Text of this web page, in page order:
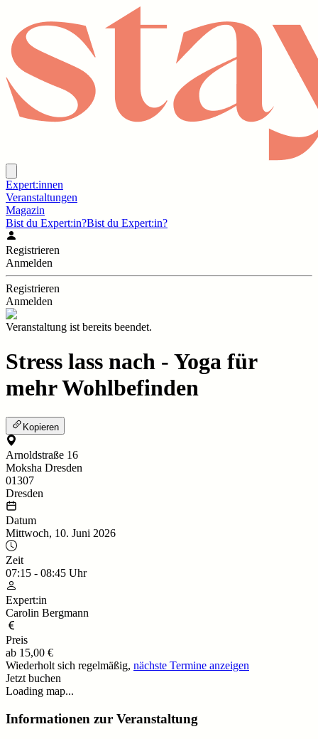
Expert:innen
Veranstaltungen
Magazin
Bist du Expert:in?Bist du Expert:in?
Registrieren
Anmelden
Registrieren
Anmelden
Veranstaltung ist bereits beendet.
Stress lass nach - Yoga für
mehr Wohlbefinden
Kopieren
Arnoldstraße 16
Moksha Dresden
01307
Dresden
Datum
Mittwoch, 10. Juni 2026
Zeit
07:15 - 08:45 Uhr
Expert:in
Carolin Bergmann
Preis
ab 15,00 €
Wiederholt sich regelmäßig, nächste Termine anzeigen
Jetzt buchen
Loading map...
Informationen zur Veranstaltung